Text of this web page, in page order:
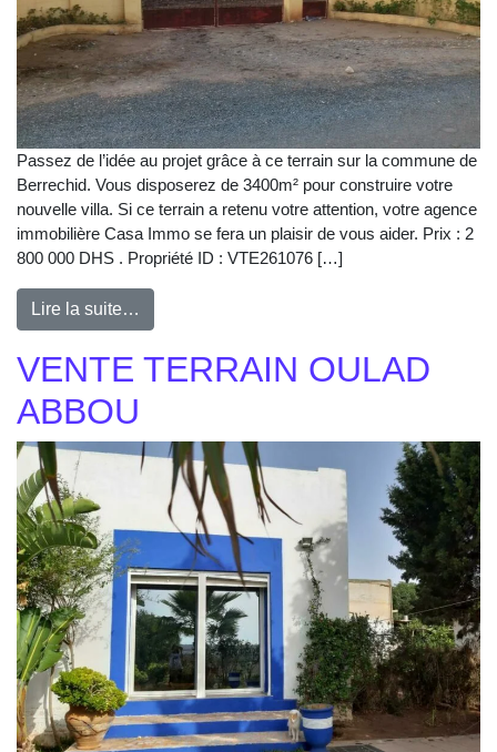
Passez de l’idée au projet grâce à ce terrain sur la commune de
Berrechid. Vous disposerez de 3400m² pour construire votre
nouvelle villa. Si ce terrain a retenu votre attention, votre agence
immobilière Casa Immo se fera un plaisir de vous aider. Prix : 2
800 000 DHS . Propriété ID : VTE261076 […]
Lire la suite…
VENTE TERRAIN OULAD
ABBOU